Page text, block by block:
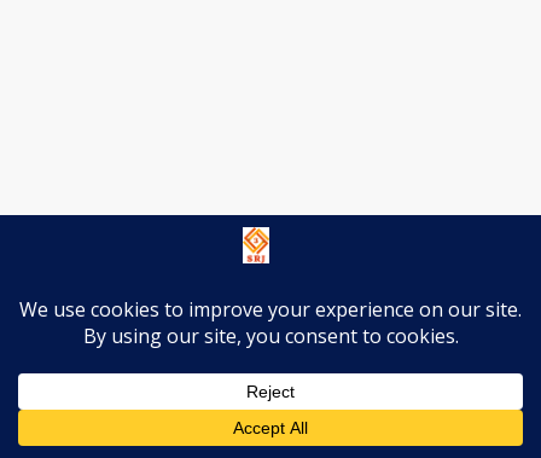
वहीं यदि जेवर हवाई अड्डे के निर्माण से जुड़े कुछ और महत्वपूर्ण
जानकारी दें तो आपको बता दें की जेवर एयरपोर्ट 5845 हेक्टेयर भूमी
पर चार चरणों में बनेगा। पहले चरण में इसका निर्माण 1334 हेक्टेयर
भूमि पर होगा। फर्स्ट फेज में यहां दो यात्री टर्मिनल और दो रनवे बनाए
जाएंगे। तत्पश्चात यहां कुल पांच रनवे बनेंगे। एयर ट्रैफिक बढ़ने पर